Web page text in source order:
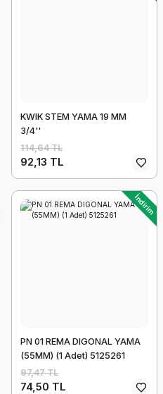
KWIK STEM YAMA 19 MM
3/4''
114,64 TL
92,13 TL
İndirim
PN 01 REMA DIGONAL YAMA
(55MM) (1 Adet) 5125261
97,47 TL
74,50 TL